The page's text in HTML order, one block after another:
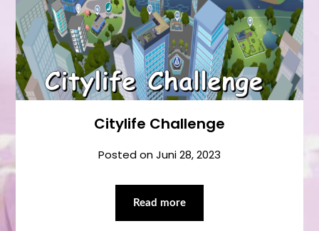
Citylife Challenge
Posted onJuni 28, 2023
Read more